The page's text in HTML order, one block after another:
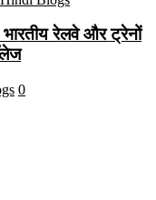
रेलवे और ट्रेनों
0